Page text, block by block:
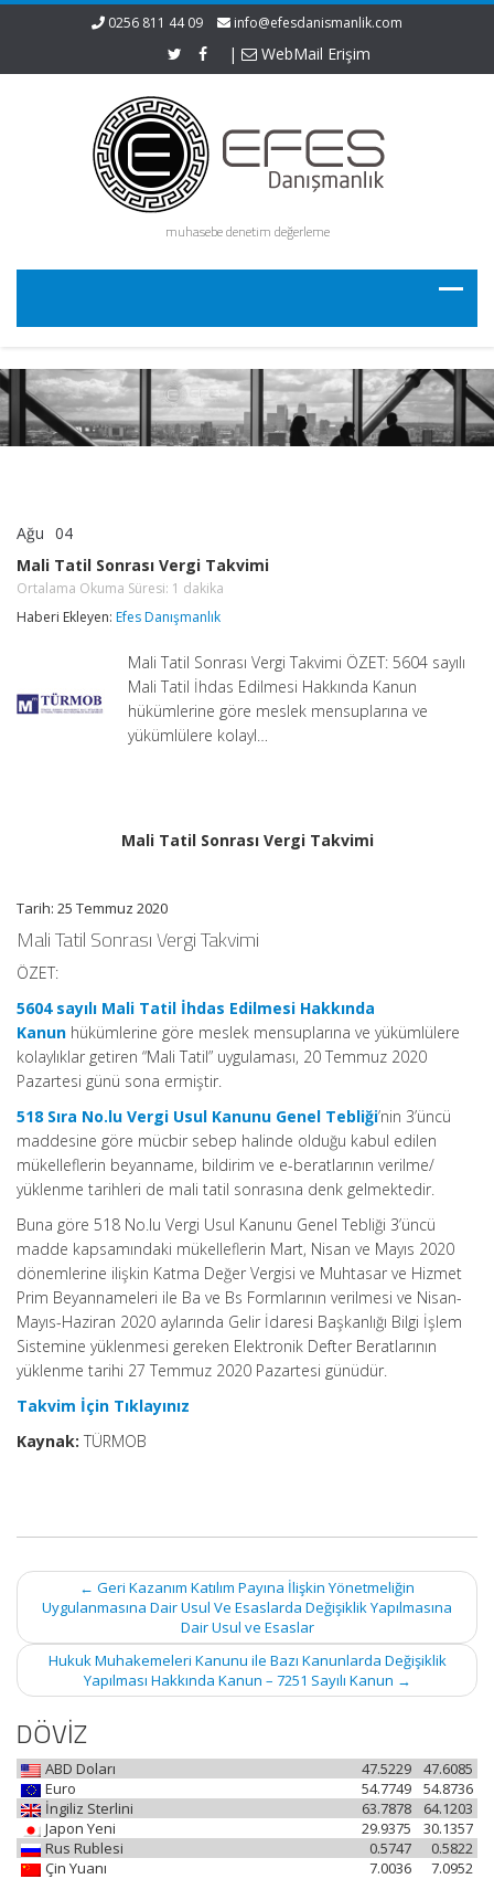
0256 811 44 09 info@efesdanismanlik.com
| WebMail Erişim
muhasebe denetim değerleme
Ağu 04
Sonrası
Vergi
Takvimi
Süresi:
dakika
için
Mali Tatil Sonrası Vergi Takvimi
Ortalama Okuma Süresi: 1 dakika
Haberi Ekleyen: Efes Danışmanlık
Mali Tatil Sonrası Vergi Takvimi ÖZET: 5604 sayılı
Mali Tatil İhdas Edilmesi Hakkında Kanun
hükümlerine göre meslek mensuplarına ve
yükümlülere kolayl…
Mali Tatil Sonrası Vergi Takvimi
Tarih: 25 Temmuz 2020
Mali Tatil Sonrası Vergi Takvimi
ÖZET:
5604 sayılı Mali Tatil İhdas Edilmesi Hakkında
Kanun hükümlerine göre meslek mensuplarına ve yükümlülere
kolaylıklar getiren “Mali Tatil” uygulaması, 20 Temmuz 2020
Pazartesi günü sona ermiştir.
518 Sıra No.lu Vergi Usul Kanunu Genel Tebliği’nin 3’üncü
maddesine göre mücbir sebep halinde olduğu kabul edilen
mükelleflerin beyanname, bildirim ve e-beratlarının verilme/
yüklenme tarihleri de mali tatil sonrasına denk gelmektedir.
Buna göre 518 No.lu Vergi Usul Kanunu Genel Tebliği 3’üncü
madde kapsamındaki mükelleflerin Mart, Nisan ve Mayıs 2020
dönemlerine ilişkin Katma Değer Vergisi ve Muhtasar ve Hizmet
Prim Beyannameleri ile Ba ve Bs Formlarının verilmesi ve Nisan-
Mayıs-Haziran 2020 aylarında Gelir İdaresi Başkanlığı Bilgi İşlem
Sistemine yüklenmesi gereken Elektronik Defter Beratlarının
yüklenme tarihi 27 Temmuz 2020 Pazartesi günüdür.
Takvim İçin Tıklayınız
Kaynak: TÜRMOB
Post
navigation
← Geri Kazanım Katılım Payına İlişkin Yönetmeliğin
Uygulanmasına Dair Usul Ve Esaslarda Değişiklik Yapılmasına
Dair Usul ve Esaslar
Hukuk Muhakemeleri Kanunu ile Bazı Kanunlarda Değişiklik
Yapılması Hakkında Kanun – 7251 Sayılı Kanun →
DÖVİZ
ABD Doları 47.6085
47.5229
Euro
54.8736
54.7749
İngiliz Sterlini
64.1203
63.7878
Japon Yeni
30.1357
29.9375
Rus Rublesi
0.5822
0.5747
Çin Yuanı
7.0952
7.0036